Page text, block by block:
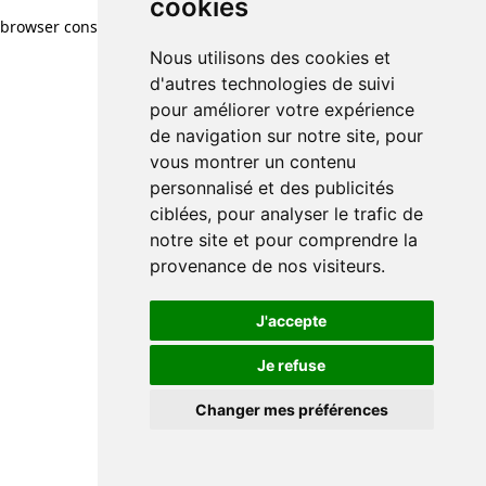
cookies
Nous utilisons des cookies et
d'autres technologies de suivi
pour améliorer votre expérience
de navigation sur notre site, pour
vous montrer un contenu
personnalisé et des publicités
ciblées, pour analyser le trafic de
notre site et pour comprendre la
provenance de nos visiteurs.
J'accepte
Je refuse
Changer mes préférences
browser console for more information)